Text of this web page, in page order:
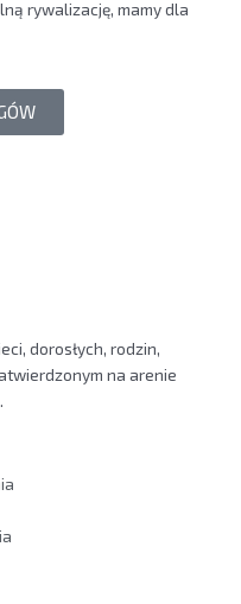
rywalizację, mamy dla
dorosłych, rodzin,
na arenie